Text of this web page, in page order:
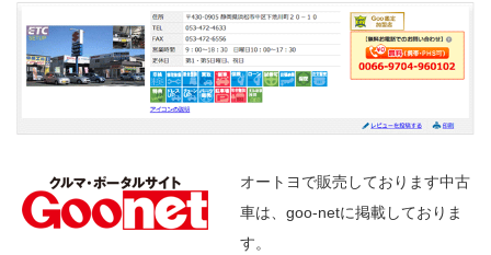
オートヨで販売しております中古
車は、goo-netに掲載しておりま
す。